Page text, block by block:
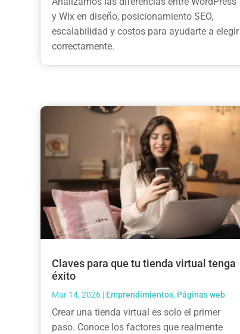
y Wix en diseño, posicionamiento SEO,
escalabilidad y costos para ayudarte a elegir
correctamente.
Claves para que tu tienda virtual tenga
éxito
Mar 14, 2026 | Emprendimientos, Páginas web
Crear una tienda virtual es solo el primer
paso. Conoce los factores que realmente